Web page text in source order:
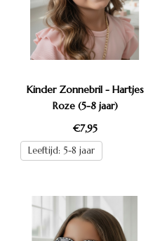
Kinder Zonnebril - Hartjes
Roze (5-8 jaar)
€7,95
Leeftijd: 5-8 jaar